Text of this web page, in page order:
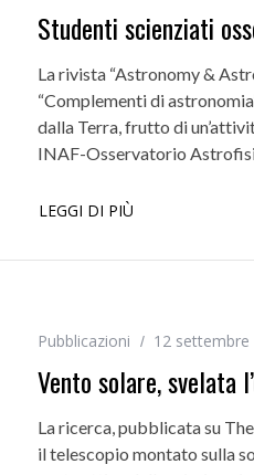
Studenti scienziati
La rivista “Astronomy &
“Complementi di
dalla Terra, frutto di
INAF-Osservatorio
LEGGI DI PIÙ
Pubblicazioni 12 settembre
Vento solare, svelata
La ricerca, pubblicata su
il telescopio montato sulla